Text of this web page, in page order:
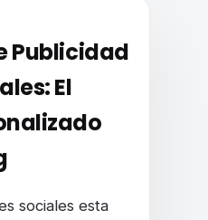
Publicidad
El
sociales esta